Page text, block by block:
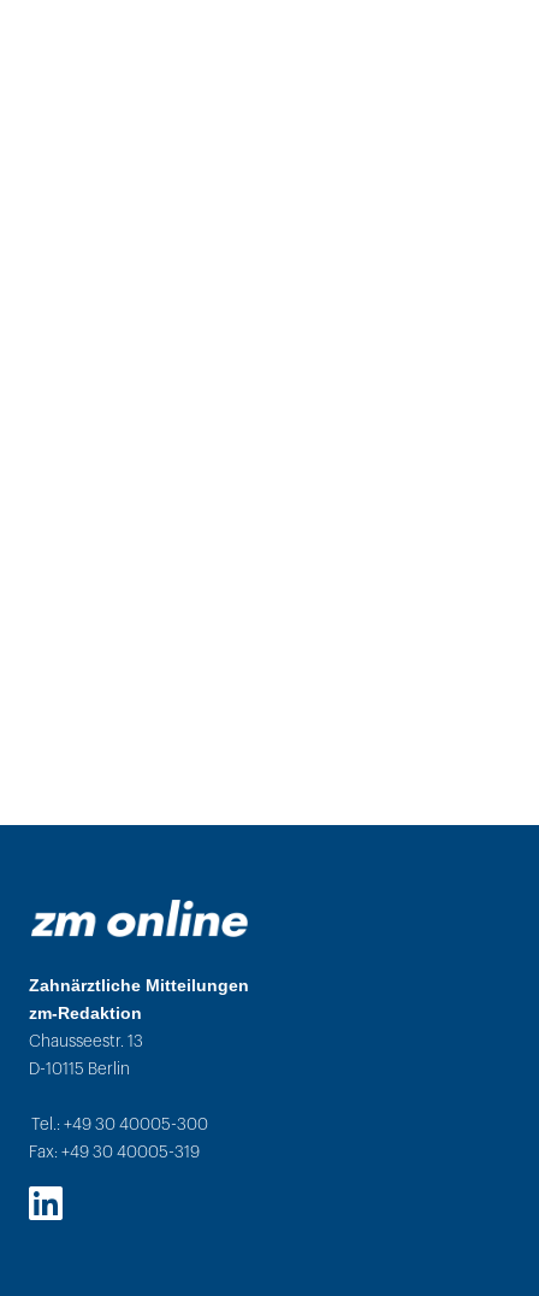
Zahnärztliche Mitteilungen
zm-Redaktion
Chausseestr. 13
D-10115 Berlin
Tel.: +49 30 40005-300
Fax: +49 30 40005-319
LinkedIn